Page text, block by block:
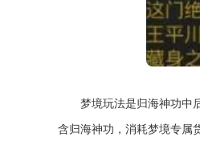
梦境玩法是归海神功中
含归海神功，消耗梦境专属